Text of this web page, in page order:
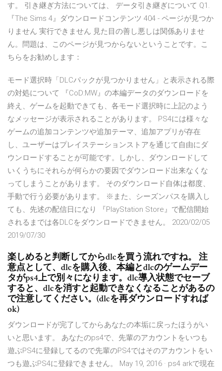
す。 引き継ぎ方法については、 データ引き継ぎについて Q1.
『The Sims 4』ダウンロードコンテンツ 404 - ページが見つか
りません 実行できません 見た目の善し悪しは関係ありませ
ん。問題は、このページが見つからないということです。こ
ちらをお勧めします：
モード選択時「DLCパックが見つかりません」と表示される際
の対処について 『CoD:MW』の本編データのダウンロードを
終え、ゲームを起動できても、各モード選択時に上記のよう
なメッセージが表示されることがあります。 PS4には様々な
ゲームの追加コンテンツや追加テーマ、追加アプリが存在
し、ユーザーはプレイステーションストアを通じて自由にダ
ウンロードすることが可能です。しかし、ダウンロードして
いくうちにそれらが何らかの要因でダウンロード出来なくな
ってしまうことがあります。 そのダウンロード自体は都度、
手動で行う必要があります。 ※また、シーズンパスを購入し
ても、先述の配信日になり 『PlayStation Store』で配信開始
されるまでは各DLCをダウンロードできません。 2020/02/05
2019/07/30
楽しめると判断してからdlcを買う流れですね。 注
意点として、dlcを購入後、本編とdlcのゲームデー
タがps4上で別々になります。dlc導入状態でセーブ
すると、dlcを消すと起動できなくなることがあるの
で注意してください。(dlcを再ダウンロードすれば
ok)
ダウンロードが完了してからあなたの本垢に戻ったほうがい
いと思います。 あなたのps4で、先輩のアカウントをいつも
遊ぶPS4に登録してるので先輩のPS4ではそのアカウントをい
つも遊ぶPS4に登録できません。 May 19, 2016 · ps4 arkで現在